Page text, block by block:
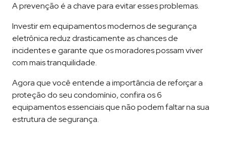
A prevenção é a chave para evitar esses problemas.
Investir em equipamentos modernos de segurança
eletrônica reduz drasticamente as chances de
incidentes e garante que os moradores possam viver
com mais tranquilidade.
Agora que você entende a importância de reforçar a
proteção do seu condomínio, confira os 6
equipamentos essenciais que não podem faltar na sua
estrutura de segurança.